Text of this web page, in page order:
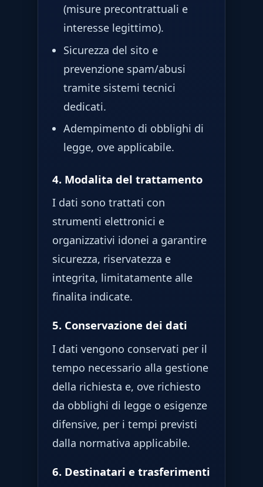
(misure precontrattuali e
interesse legittimo).
Sicurezza del sito e
prevenzione spam/abusi
tramite sistemi tecnici
dedicati.
Adempimento di obblighi di
legge, ove applicabile.
4. Modalita del trattamento
I dati sono trattati con
strumenti elettronici e
organizzativi idonei a garantire
sicurezza, riservatezza e
integrita, limitatamente alle
finalita indicate.
5. Conservazione dei dati
I dati vengono conservati per il
tempo necessario alla gestione
della richiesta e, ove richiesto
da obblighi di legge o esigenze
difensive, per i tempi previsti
dalla normativa applicabile.
6. Destinatari e trasferimenti